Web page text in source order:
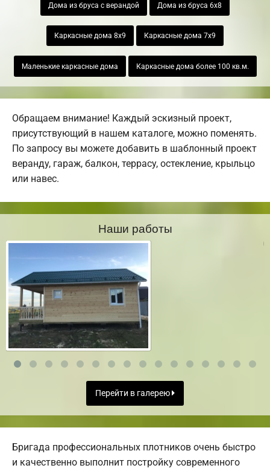
Дома из бруса с верандой Дома из бруса 6х8
Каркасные дома 8х9 Каркасные дома 7х9
Маленькие каркасные дома Каркасные дома более 100 кв.м.
Обращаем внимание! Каждый эскизный проект,
присутствующий в нашем каталоге, можно поменять.
По запросу вы можете добавить в шаблонный проект
веранду, гараж, балкон, террасу, остекление, крыльцо
или навес.
Наши работы
Перейти в галерею
Бригада профессиональных плотников очень быстро
и качественно выполнит постройку современного